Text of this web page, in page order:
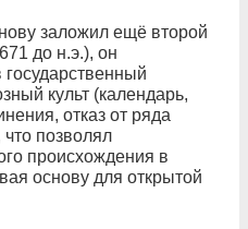
заложил ещё второй
до н.э.), он
культ (календарь,
отказ от ряда
позволял
происхождения в
основу для открытой